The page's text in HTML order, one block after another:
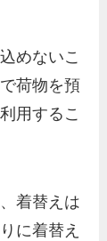
めないこ
荷物を預
用するこ
着替えは
に着替え